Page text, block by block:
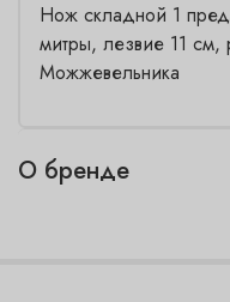
Нож складной 1
митры, лезвие 11 см,
Можжевельника
О бренде